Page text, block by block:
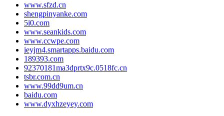
www.sfzd.cn
shengpinyanke.com
5i0.com
www.seankids.com
www.ccwpe.com
ieyjm4.smartapps.baidu.com
189393.com
92370181ma3dprtx9c.0518fc.cn
tsbr.com.cn
www.99dd9um.cn
baidu.com
www.dyxhzeyey.com